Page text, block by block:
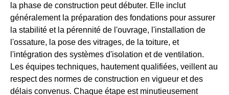
la phase de construction peut débuter. Elle inclut
généralement la préparation des fondations pour assurer
la stabilité et la pérennité de l'ouvrage, l'installation de
l'ossature, la pose des vitrages, de la toiture, et
l'intégration des systèmes d'isolation et de ventilation.
Les équipes techniques, hautement qualifiées, veillent au
respect des normes de construction en vigueur et des
délais convenus. Chaque étape est minutieusement